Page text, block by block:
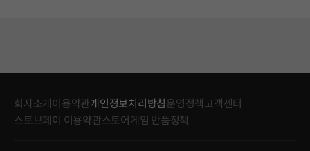
회사소개 이용약관개인정보처리방침 운영정책고객센터
스토브페이 이용약관스토어게임 반품정책